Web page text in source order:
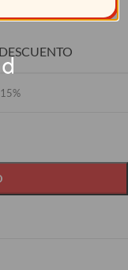
DESCUENTO
15%